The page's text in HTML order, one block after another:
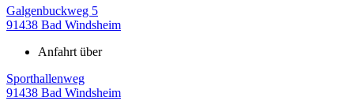
Galgenbuckweg 5
91438 Bad Windsheim
Anfahrt über
Sporthallenweg
91438 Bad Windsheim